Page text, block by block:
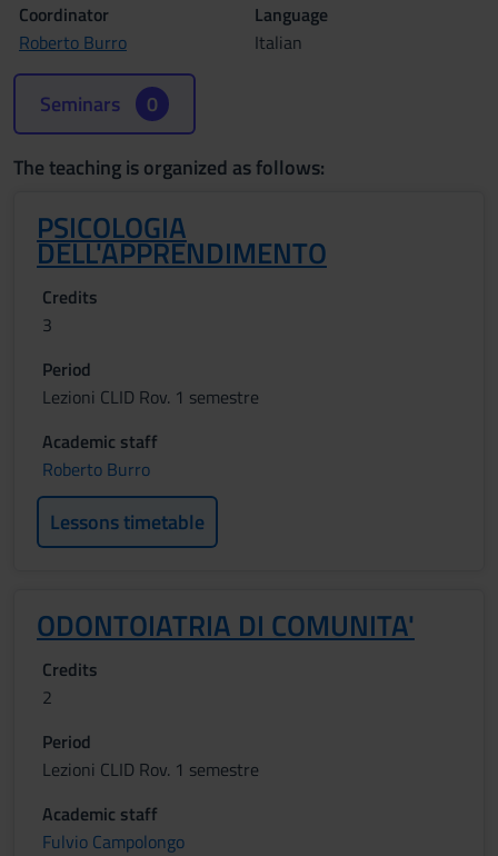
Coordinator
Roberto Burro
Language
Italian
Seminars 0
The teaching is organized as follows:
PSICOLOGIA
DELL'APPRENDIMENTO
Credits
3
Period
Lezioni CLID Rov. 1 semestre
Academic staff
Roberto Burro
Lessons timetable
ODONTOIATRIA DI COMUNITA'
Credits
2
Period
Lezioni CLID Rov. 1 semestre
Academic staff
Fulvio Campolongo